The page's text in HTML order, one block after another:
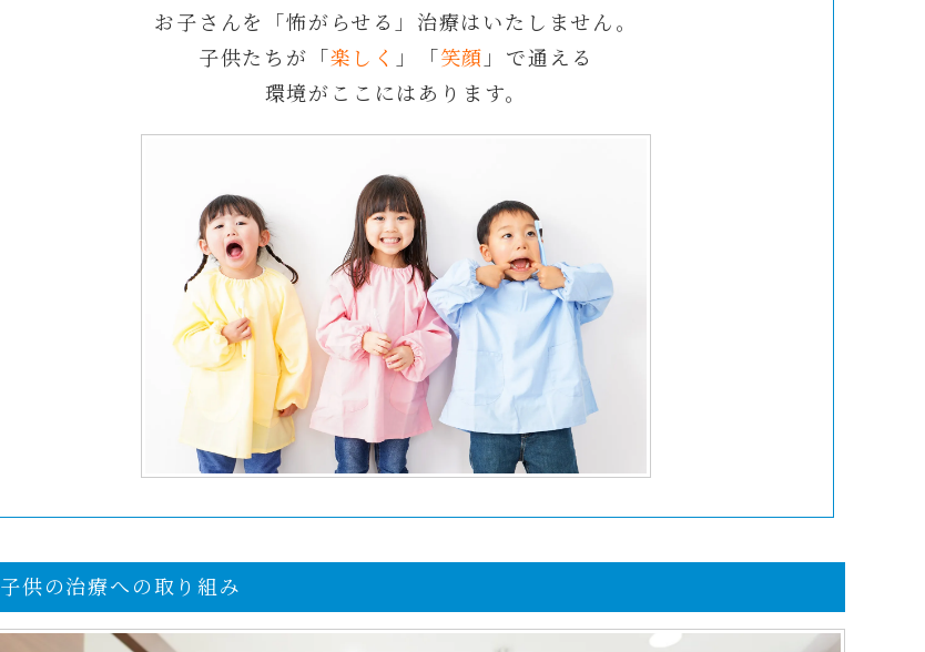
お子さんを「怖がらせる」治療はいたしません。
子供たちが「 楽しく 」「 笑顔 」で通える
環境がここにはあります。
子供の治療への取り組み